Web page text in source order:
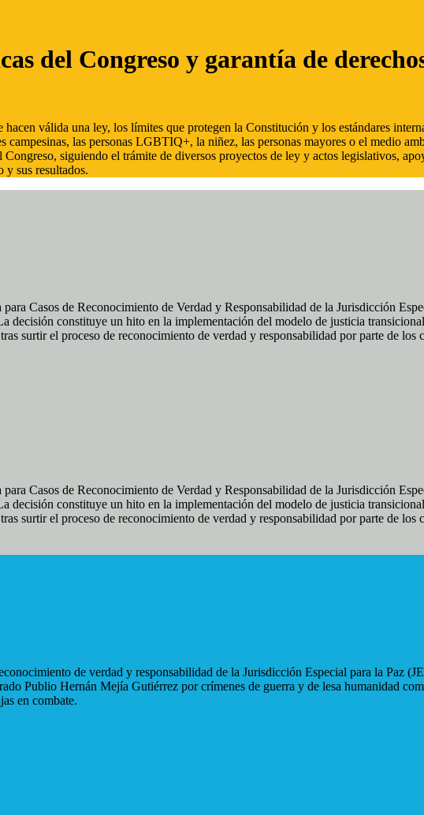
del Congreso y garantía de
válida una ley, los límites que protegen la Constitución y los estándares
las personas LGBTIQ+, la niñez, las personas mayores o el medio
siguiendo el trámite de diversos proyectos de ley y actos legislativos,
y sus resultados.
Casos de Reconocimiento de Verdad y Responsabilidad de la Jurisdicción
decisión constituye un hito en la implementación del modelo de justicia
surtir el proceso de reconocimiento de verdad y responsabilidad por parte de los
Casos de Reconocimiento de Verdad y Responsabilidad de la Jurisdicción
decisión constituye un hito en la implementación del modelo de justicia
surtir el proceso de reconocimiento de verdad y responsabilidad por parte de los
de verdad y responsabilidad de la Jurisdicción Especial para la Paz
Publio Hernán Mejía Gutiérrez por crímenes de guerra y de lesa humanidad
en combate.